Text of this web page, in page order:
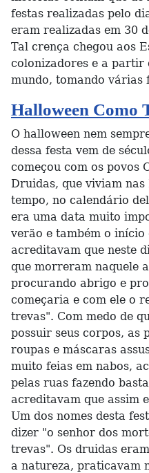
festas realizadas pelo
eram realizadas em 30
Tal crença chegou aos
colonizadores e a partir
mundo, tomando várias
Halloween Como
O halloween nem
dessa festa vem de
começou com os povos
Druidas, que viviam
tempo, no calendário
era uma data muito
verão e também o início
acreditavam que neste
que morreram naquele
procurando abrigo e
começaria e com ele o
trevas". Com medo de
possuir seus corpos, as
roupas e máscaras
muito feias em nabos,
pelas ruas fazendo
acreditavam que assim
Um dos nomes desta
dizer "o senhor dos
trevas". Os druidas
a natureza, praticavam